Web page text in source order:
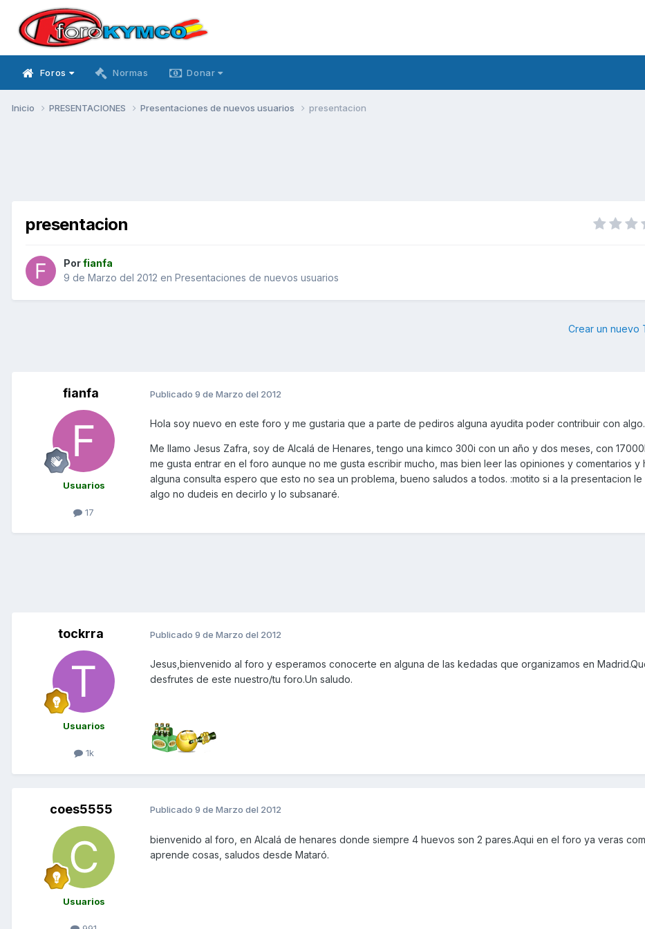
Foros Normas Donar
Inicio PRESENTACIONES Presentaciones de nuevos usuarios presentacion
presentacion
Porfianfa
9 de Marzo del 2012 en Presentaciones de nuevos usuarios
Crear un nuevo
fianfa
Usuarios
17
Publicado 9 de Marzo del 2012
Hola soy nuevo en este foro y me gustaria que a parte de pediros alguna ayudita poder contribuir con algo.
Me llamo Jesus Zafra, soy de Alcalá de Henares, tengo una kimco 300i con un año y dos meses, con
me gusta entrar en el foro aunque no me gusta escribir mucho, mas bien leer las opiniones y comentarios y
alguna consulta espero que esto no sea un problema, bueno saludos a todos. :motito si a la presentacion le
algo no dudeis en decirlo y lo subsanaré.
tockrra
Usuarios
1k
Publicado 9 de Marzo del 2012
Jesus,bienvenido al foro y esperamos conocerte en alguna de las kedadas que organizamos en
desfrutes de este nuestro/tu foro.Un saludo.
coes5555
Usuarios
Publicado 9 de Marzo del 2012
bienvenido al foro, en Alcalá de henares donde siempre 4 huevos son 2 pares.Aqui en el foro ya veras
aprende cosas, saludos desde Mataró.